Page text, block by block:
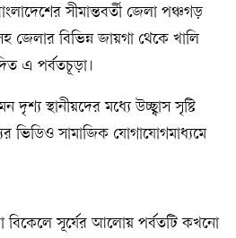
সীমান্তবর্তী জেলা পঞ্চগড়
জেলার বিভিন্ন জায়গা থেকে খালি
এ পর্বতচূড়া।
স্থানীয়দের মধ্যে উচ্ছ্বাস সৃষ্টি
ভিডিও সামাজিক যোগাযোগমাধ্যমে
বিকেলে সূর্যের আলোয় পর্বতটি কখনো